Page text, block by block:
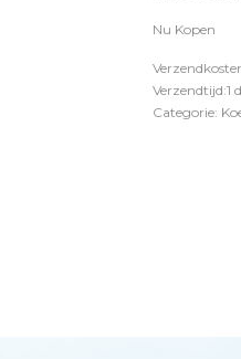
Nu Kopen
Verzendtijd:1
Categorie: